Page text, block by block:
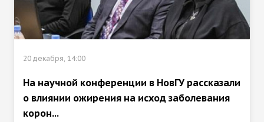
20 декабря, 14:00
На научной конференции в НовГУ рассказали
о влиянии ожирения на исход заболевания
корон...